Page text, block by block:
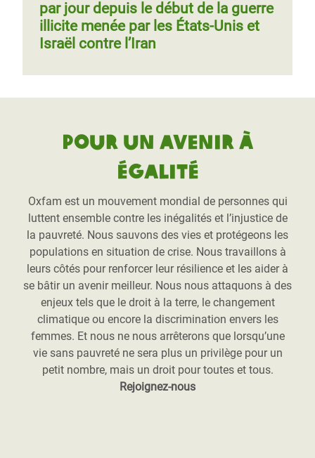
par jour depuis le début de la guerre
illicite menée par les États-Unis et
Israël contre l’Iran
Pour un avenir à
égalité
Oxfam est un mouvement mondial de personnes qui
luttent ensemble contre les inégalités et l’injustice de
la pauvreté. Nous sauvons des vies et protégeons les
populations en situation de crise. Nous travaillons à
leurs côtés pour renforcer leur résilience et les aider à
se bâtir un avenir meilleur. Nous nous attaquons à des
enjeux tels que le droit à la terre, le changement
climatique ou encore la discrimination envers les
femmes. Et nous ne nous arrêterons que lorsqu’une
vie sans pauvreté ne sera plus un privilège pour un
petit nombre, mais un droit pour toutes et tous.
Rejoignez-nous